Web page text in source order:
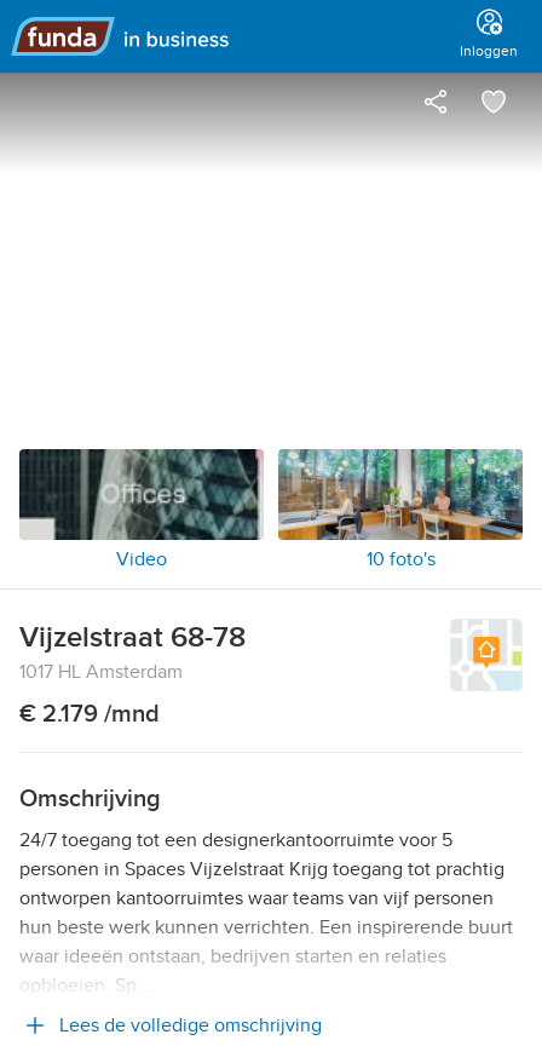
Hoofdmenu
Inloggen
Video 10 foto's
Vijzelstraat 68-78
1017 HL Amsterdam
€ 2.179 /mnd
Omschrijving
24/7 toegang tot een designerkantoorruimte voor 5
personen in Spaces Vijzelstraat Krijg toegang tot prachtig
ontworpen kantoorruimtes waar teams van vijf personen
hun beste werk kunnen verrichten. Een inspirerende buurt
waar ideeën ontstaan, bedrijven starten en relaties
opbloeien. Sp …
Lees de volledige omschrijving